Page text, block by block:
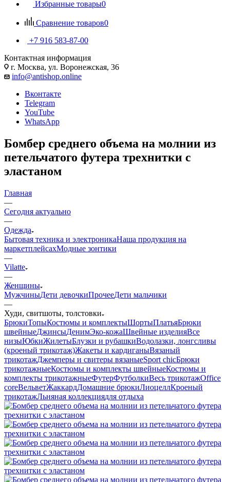
Избранные товары0
Сравнение товаров0
+7 916 583-87-00
Контактная информация
г. Москва, ул. Воронежская, 36
info@antishop.online
Вконтакте
Telegram
YouTube
WhatsApp
Бомбер среднего объема на молнии из
петельчатого футера трехнитки с
эластаном
Главная
—
Сегодня актуально
—
Одежда
Бытовая техника и электроникаНаша продукция на
маркетплейсахМодные зонтики
—
Vilatte
—
Женщины
МужчиныДети девочкиПрочееДети мальчики
—
Худи, свитшоты, толстовки
БрюкиТопыКостюмы и комплектыШортыПлатьяБрюки
швейныеДжинсыДенимЭко-кожаШвейные изделияВсе
низыЮбкиЖилетыБлузки и рубашкиВодолазки, лонгсливы
(кроеный трикотаж)Жакеты и кардиганыВязаный
трикотажДжемперы и свитеры вязаныеSport chicБрюки
трикотажныеКостюмы и комплекты швейныеКостюмы и
комплекты трикотажныеФутерФутболкиВесь трикотажOffice
coreВельветЖаккардДомашние брюкиЛиоцеллКроеный
трикотажЛьняная коллекциядля отдыха